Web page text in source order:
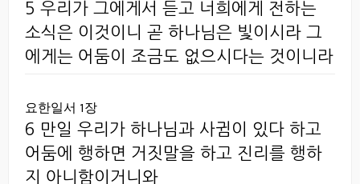
5 우리가 그에게서 듣고 너희에게 전하는
소식은 이것이니 곧 하나님은 빛이시라 그
에게는 어둠이 조금도 없으시다는 것이니라
요한일서 1장
6 만일 우리가 하나님과 사귐이 있다 하고
어둠에 행하면 거짓말을 하고 진리를 행하
지 아니함이거니와